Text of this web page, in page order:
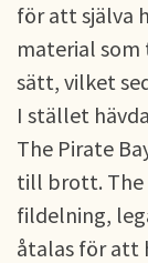
för att själva
material
sätt, vilket
I stället
The Pirate
till brott. The
fildelning,
åtalas för att